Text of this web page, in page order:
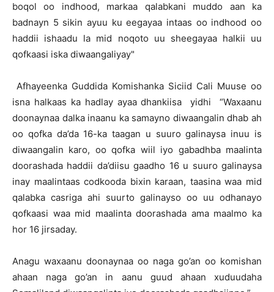
boqol oo indhood, markaa qalabkani muddo aan ka
badnayn 5 sikin ayuu ku eegayaa intaas oo indhood oo
haddii ishaadu la mid noqoto uu sheegayaa halkii uu
qofkaasi iska diwaangaliyay"
Afhayeenka Guddida Komishanka Siciid Cali Muuse oo
isna halkaas ka hadlay ayaa dhankiisa yidhi “Waxaanu
doonaynaa dalka inaanu ka samayno diwaangalin dhab ah
oo qofka da’da 16-ka taagan u suuro galinaysa inuu is
diwaangalin karo, oo qofka wiil iyo gabadhba maalinta
doorashada haddii da’diisu gaadho 16 u suuro galinaysa
inay maalintaas codkooda bixin karaan, taasina waa mid
qalabka casriga ahi suurto galinayso oo uu odhanayo
qofkaasi waa mid maalinta doorashada ama maalmo ka
hor 16 jirsaday.
Anagu waxaanu doonaynaa oo naga go’an oo komishan
ahaan naga go’an in aanu guud ahaan xuduudaha